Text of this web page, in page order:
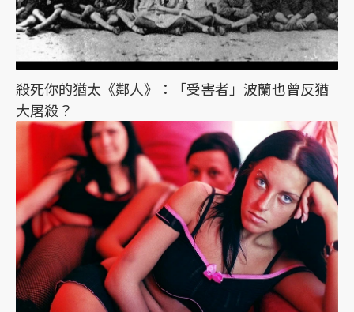
殺死你的猶太《鄰人》：「受害者」波蘭也曾反猶
大屠殺？